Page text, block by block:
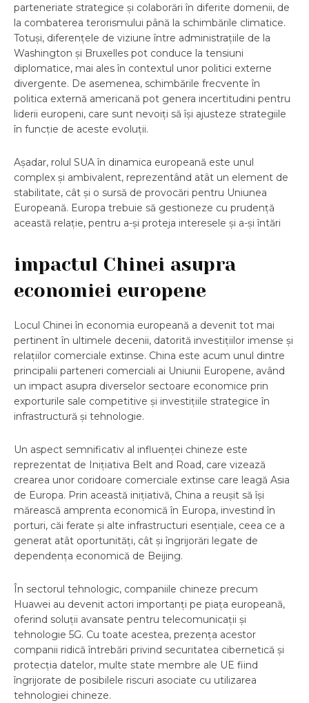
parteneriate strategice și colaborări în diferite domenii, de
la combaterea terorismului până la schimbările climatice.
Totuși, diferențele de viziune între administrațiile de la
Washington și Bruxelles pot conduce la tensiuni
diplomatice, mai ales în contextul unor politici externe
divergente. De asemenea, schimbările frecvente în
politica externă americană pot genera incertitudini pentru
liderii europeni, care sunt nevoiți să își ajusteze strategiile
în funcție de aceste evoluții.
Așadar, rolul SUA în dinamica europeană este unul
complex și ambivalent, reprezentând atât un element de
stabilitate, cât și o sursă de provocări pentru Uniunea
Europeană. Europa trebuie să gestioneze cu prudență
această relație, pentru a-și proteja interesele și a-și întări
impactul Chinei asupra
economiei europene
Locul Chinei în economia europeană a devenit tot mai
pertinent în ultimele decenii, datorită investițiilor imense și
relațiilor comerciale extinse. China este acum unul dintre
principalii parteneri comerciali ai Uniunii Europene, având
un impact asupra diverselor sectoare economice prin
exporturile sale competitive și investițiile strategice în
infrastructură și tehnologie.
Un aspect semnificativ al influenței chineze este
reprezentat de Inițiativa Belt and Road, care vizează
crearea unor coridoare comerciale extinse care leagă Asia
de Europa. Prin această inițiativă, China a reușit să își
mărească amprenta economică în Europa, investind în
porturi, căi ferate și alte infrastructuri esențiale, ceea ce a
generat atât oportunități, cât și îngrijorări legate de
dependența economică de Beijing.
În sectorul tehnologic, companiile chineze precum
Huawei au devenit actori importanți pe piața europeană,
oferind soluții avansate pentru telecomunicații și
tehnologie 5G. Cu toate acestea, prezența acestor
companii ridică întrebări privind securitatea cibernetică și
protecția datelor, multe state membre ale UE fiind
îngrijorate de posibilele riscuri asociate cu utilizarea
tehnologiei chineze.